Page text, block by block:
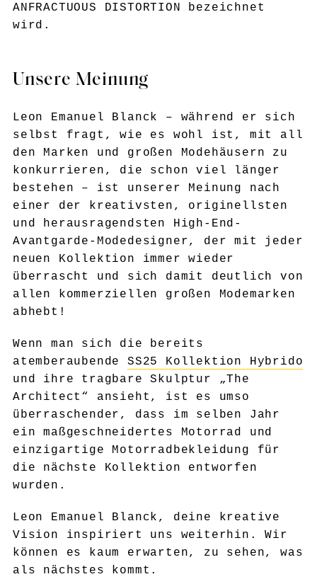
ANFRACTUOUS DISTORTION bezeichnet
wird.
Unsere Meinung
Leon Emanuel Blanck – während er sich
selbst fragt, wie es wohl ist, mit all
den Marken und großen Modehäusern zu
konkurrieren, die schon viel länger
bestehen – ist unserer Meinung nach
einer der kreativsten, originellsten
und herausragendsten High-End-
Avantgarde-Modedesigner, der mit jeder
neuen Kollektion immer wieder
überrascht und sich damit deutlich von
allen kommerziellen großen Modemarken
abhebt!
Wenn man sich die bereits
atemberaubende SS25 Kollektion Hybrido
und ihre tragbare Skulptur „The
Architect“ ansieht, ist es umso
überraschender, dass im selben Jahr
ein maßgeschneidertes Motorrad und
einzigartige Motorradbekleidung für
die nächste Kollektion entworfen
wurden.
Leon Emanuel Blanck, deine kreative
Vision inspiriert uns weiterhin. Wir
können es kaum erwarten, zu sehen, was
als nächstes kommt.